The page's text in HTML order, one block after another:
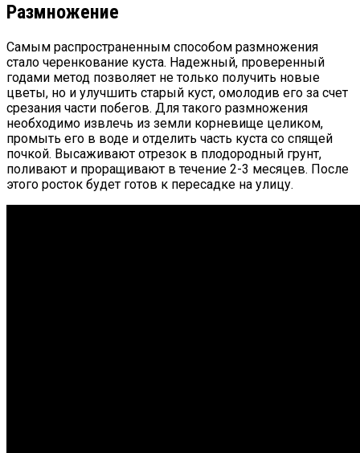
Размножение
Самым распространенным способом размножения
стало черенкование куста. Надежный, проверенный
годами метод позволяет не только получить новые
цветы, но и улучшить старый куст, омолодив его за счет
срезания части побегов. Для такого размножения
необходимо извлечь из земли корневище целиком,
промыть его в воде и отделить часть куста со спящей
почкой. Высаживают отрезок в плодородный грунт,
поливают и проращивают в течение 2-3 месяцев. После
этого росток будет готов к пересадке на улицу.